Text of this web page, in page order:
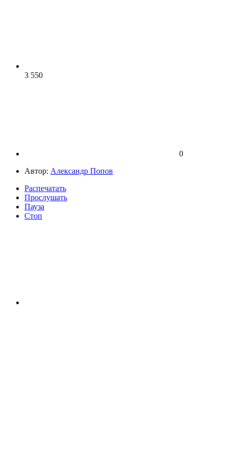
3 550
0
Автор: Александр Попов
Распечатать
Прослушать
Пауза
Стоп